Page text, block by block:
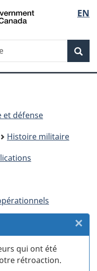
de
la
EN
et défense
Histoire militaire
qui ont été
rétroaction.
×